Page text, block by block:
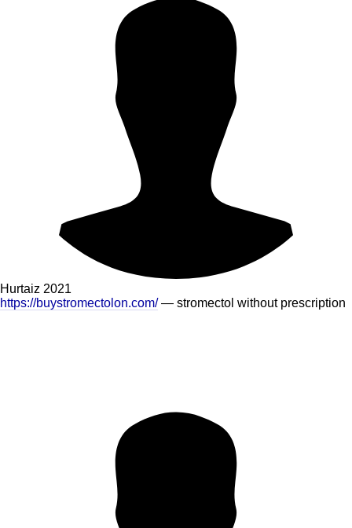
Hurtaiz 2021
https://buystromectolon.com/— stromectol without prescription